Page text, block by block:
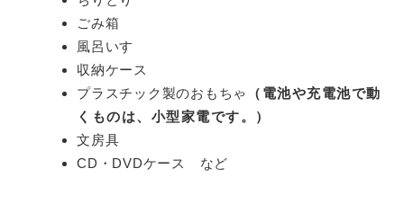
ごみ箱
風呂いす
収納ケース
プラスチック製のおもちゃ
（電池や充電池で動
くものは、小型家電です。）
文房具
CD・DVDケース など